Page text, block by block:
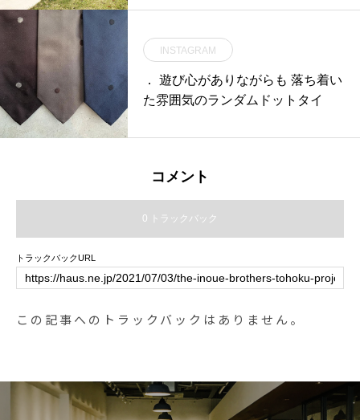
で生地感が異なるのも注目すべき
ポイントです。是非店頭へご覧に
お越しください。.#kaptainsunshi
ne#キャプテンサンシャイン#tee#t
shirt#haus#haus_matsue#hausma
江 #島根 #山陰
りのリネンタオルケットは一枚持
っておきたいですね。.柔らかで膨
らみある見た目のウォッシュワッ
フル、ボーダーで夏らしいデザイ
の二種類は「145cm×200cm」で
て使うのはもちろん家具のマルチ
カバーなど使い道は多種多様で
す。情緒溢れるリトアニアリネン
#madeinlithuania#リネンタオルケ
atsue #松江カフェ #島根カフェ #
INSTAGRAM
． 遊び心がありながらも 落ち着い
た雰囲気のランダムドットタイ
コメント
0 トラックバック
トラックバックURL
この記事へのトラックバックはありません。